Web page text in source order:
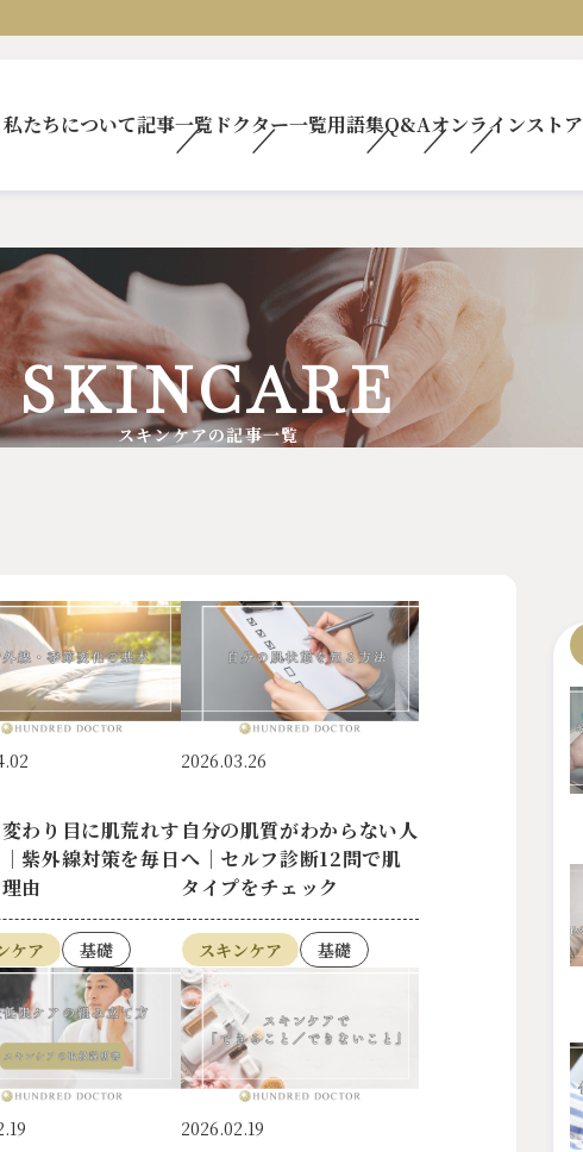
私たちについて記事一覧 ドクター一覧用語集Q&Aオンラインストア
SKINCARE
スキンケアの記事一覧
わり目に肌荒れす
紫外線対策を毎日
由
ケア 基礎
2026.03.26
自分の肌質がわからない人
へ｜セルフ診断12問で肌
タイプをチェック
スキンケア 基礎
2026.02.19